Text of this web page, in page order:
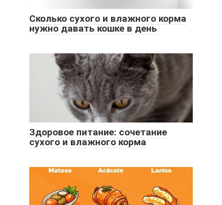
Сколько сухого и влажного корма
нужно давать кошке в день
Здоровое питание: сочетание
сухого и влажного корма